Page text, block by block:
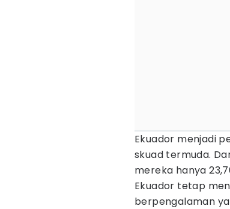
Ekuador menjadi
skuad termuda.
mereka hanya
Ekuador tetap
berpengalaman